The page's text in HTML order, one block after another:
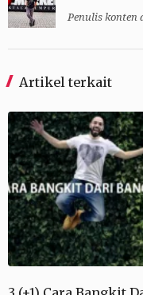
Penulis konten
Artikel terkait